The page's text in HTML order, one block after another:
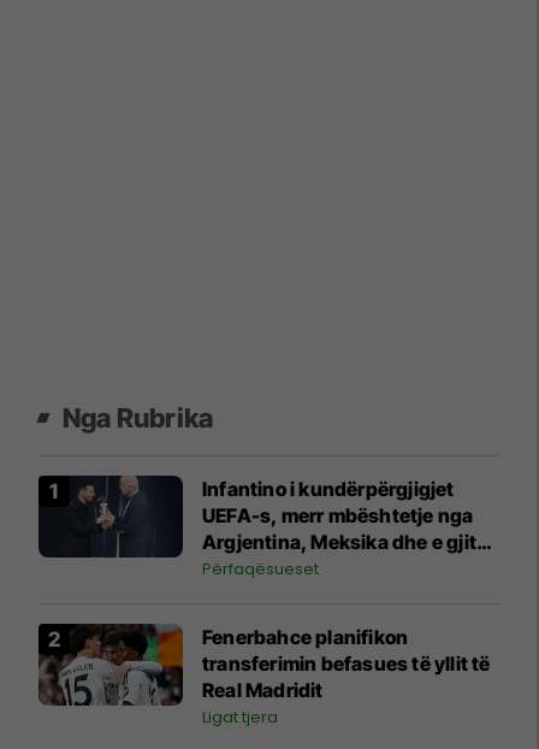
Nga Rubrika
Infantino i kundërpërgjigjet
UEFA-s, merr mbështetje nga
Argjentina, Meksika dhe e gjithë
Afrika
Përfaqësueset
Fenerbahce planifikon
transferimin befasues të yllit të
Real Madridit
Ligat tjera